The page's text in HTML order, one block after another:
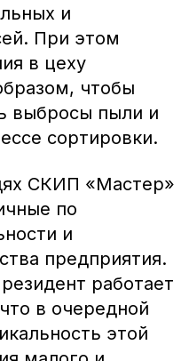
и
При этом
в цеху
чтобы
выбросы пыли и
сортировки.
СКИП «Мастер»
по
и
предприятия.
работает
в очередной
этой